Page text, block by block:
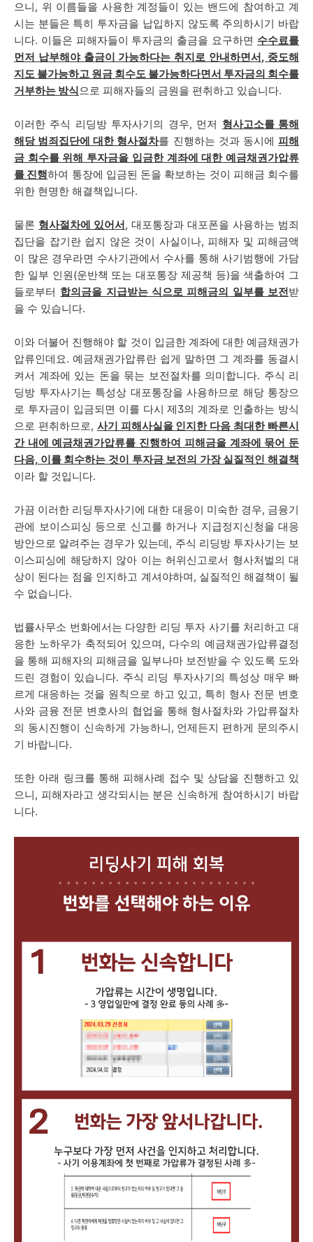
으니, 위 이름들을 사용한 계정들이 있는 밴드에 참여하고 계
시는 분들은 특히 투자금을 납입하지 않도록 주의하시기 바랍
니다. 이들은 피해자들이 투자금의 출금을 요구하면 수수료를
먼저 납부해야 출금이 가능하다는 취지로 안내하면서, 중도해
지도 불가능하고 원금 회수도 불가능하다면서 투자금의 회수를
거부하는 방식으로 피해자들의 금원을 편취하고 있습니다.
이러한 주식 리딩방 투자사기의 경우, 먼저 형사고소를 통해
해당 범죄집단에 대한 형사절차를 진행하는 것과 동시에 피해
금 회수를 위해 투자금을 입금한 계좌에 대한 예금채권가압류
를 진행하여 통장에 입금된 돈을 확보하는 것이 피해금 회수를
위한 현명한 해결책입니다.
물론 형사절차에 있어서, 대포통장과 대포폰을 사용하는 범죄
집단을 잡기란 쉽지 않은 것이 사실이나, 피해자 및 피해금액
이 많은 경우라면 수사기관에서 수사를 통해 사기범행에 가담
한 일부 인원(운반책 또는 대포통장 제공책 등)을 색출하여 그
들로부터 합의금을 지급받는 식으로 피해금의 일부를 보전받
을 수 있습니다.
이와 더불어 진행해야 할 것이 입금한 계좌에 대한 예금채권가
압류인데요. 예금채권가압류란 쉽게 말하면 그 계좌를 동결시
켜서 계좌에 있는 돈을 묶는 보전절차를 의미합니다. 주식 리
딩방 투자사기는 특성상 대포통장을 사용하므로 해당 통장으
로 투자금이 입금되면 이를 다시 제3의 계좌로 인출하는 방식
으로 편취하므로, 사기 피해사실을 인지한 다음 최대한 빠른시
간 내에 예금채권가압류를 진행하여 피해금을 계좌에 묶어 둔
다음, 이를 회수하는 것이 투자금 보전의 가장 실질적인 해결책
이라 할 것입니다.
가끔 이러한 리딩투자사기에 대한 대응이 미숙한 경우, 금융기
관에 보이스피싱 등으로 신고를 하거나 지급정지신청을 대응
방안으로 알려주는 경우가 있는데, 주식 리딩방 투자사기는 보
이스피싱에 해당하지 않아 이는 허위신고로서 형사처벌의 대
상이 된다는 점을 인지하고 계셔야하며, 실질적인 해결책이 될
수 없습니다.
법률사무소 번화에서는 다양한 리딩 투자 사기를 처리하고 대
응한 노하우가 축적되어 있으며, 다수의 예금채권가압류결정
을 통해 피해자의 피해금을 일부나마 보전받을 수 있도록 도와
드린 경험이 있습니다. 주식 리딩 투자사기의 특성상 매우 빠
르게 대응하는 것을 원칙으로 하고 있고, 특히 형사 전문 변호
사와 금융 전문 변호사의 협업을 통해 형사절차와 가압류절차
의 동시진행이 신속하게 가능하니, 언제든지 편하게 문의주시
기 바랍니다.
또한 아래 링크를 통해 피해사례 접수 및 상담을 진행하고 있
으니, 피해자라고 생각되시는 분은 신속하게 참여하시기 바랍
니다.